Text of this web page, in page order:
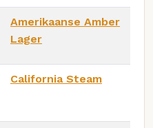
Amerikaanse Amber
Lager
California Steam